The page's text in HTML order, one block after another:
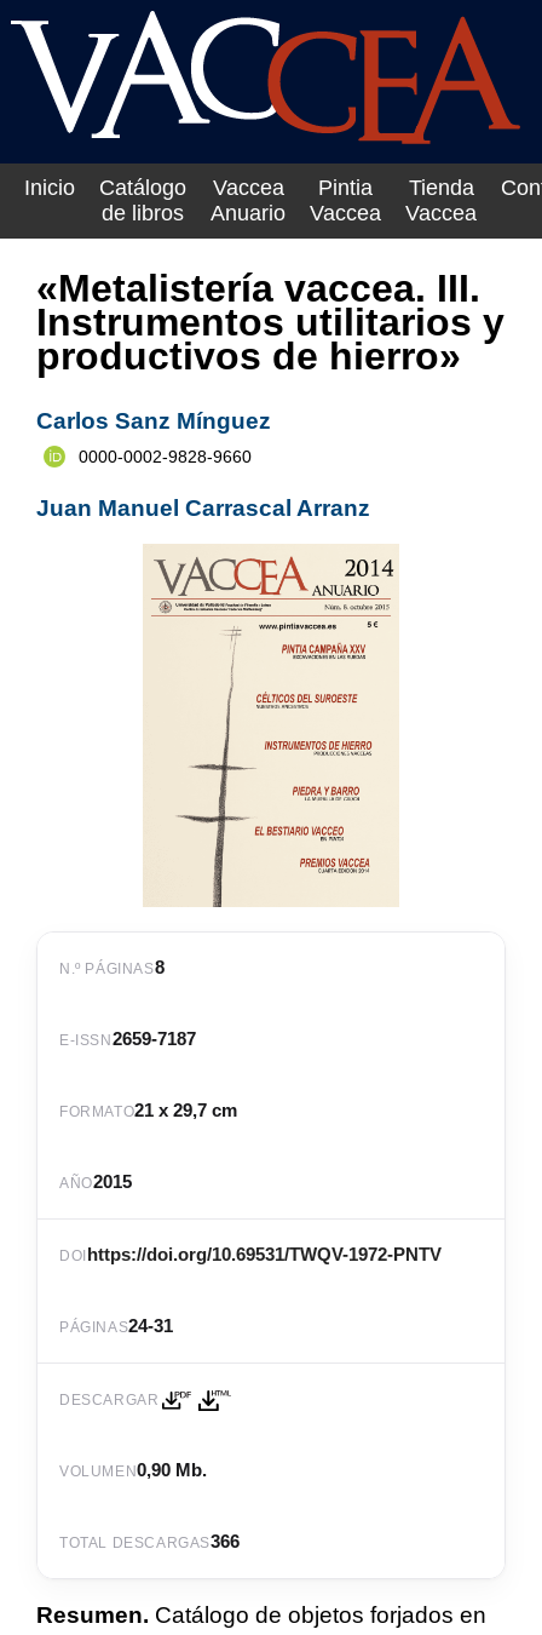
Inicio
Catálogo
de libros
Vaccea
Anuario
Pintia
Vaccea
Tienda
Vaccea
«Metalistería vaccea. III.
Instrumentos utilitarios y
productivos de hierro»
Carlos Sanz Mínguez
0000-0002-9828-9660
Juan Manuel Carrascal Arranz
N.º PÁGINAS8
E-ISSN 2659-7187
FORMATO21 x 29,7 cm
AÑO2015
DOI https://doi.org/10.69531/TWQV-1972-PNTV
PÁGINAS24-31
DESCARGAR
VOLUMEN0,90 Mb.
TOTAL DESCARGAS366
Resumen. Catálogo de objetos forjados en